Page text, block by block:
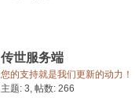
传世服务端
您的支持就是我们更新的动力！
主题: 3, 帖数: 266